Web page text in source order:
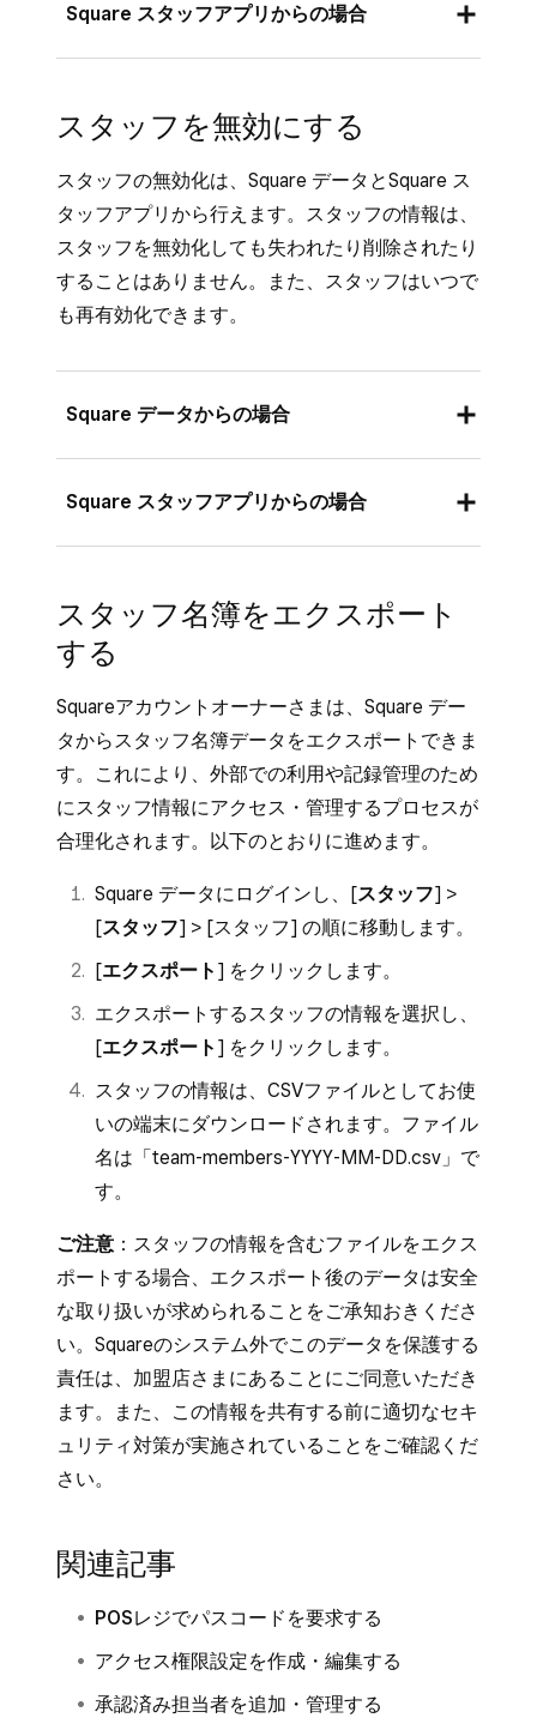
選択します。
既存のアクセス権限設定を選択するか、
て、スタッフのアクセス権限のレベルを決
これらのアクセス権限を適用する店舗を割
り当てて、[保存 ] をクリックします。
ご注意： ここで割り当てる店舗によって、
このスタッフがSquareアカウント全体でア
の商品、レポート、その他の店舗固有の機
能など）が決まります。店舗Aのみに割り
ん。
スタッフを承認済み担当者にするには、
個人パスコードを生成し、[次へ] を選択し
ます。
入力した情報と選択内容を確認し、[完了]
を選択します。
これらのアクセス権限を適用する店舗を割
個人パスコードを生成します。
スタッフを承認済み担当者にするには、
[ 承認済み担当者
] をオンにします。
[保存] をタップします。
Square データにログインし、[
スタッフの個人情報、アクセス権限、また
ンの横にある [編集] を選択します。
保存 ] を選択します。
Square スタッフアプリからの場合
ビゲーションバーにある [スタッフ
ションバーにない場合は、[
≡その他] にあ
ります。
対象のスタッフの名前を選択します。
鉛筆アイコンを選択し、スタッフを編集し
アクセス情報、給与明細を更新できます。
[保存] を選択します。
スタッフを無効にする
スタッフの無効化は、Square データとSquare ス
タッフアプリから行えます。スタッフの情報は、
スタッフを無効化しても失われたり削除されたり
することはありません。また、スタッフはいつで
も再有効化できます。
Square データからの場合
Square データにログインし、[
] >
対象のスタッフを選択します。
名前の横の [
無効化する ] > [ 無効化する] の順にクリッ
クします。
Square スタッフアプリからの場合
ビゲーションバーにある [スタッフ] をタ
ップします。[
ります。
対象のスタッフの名前を選択し、画面右上
にある [
•••
] をタップします。
画面下に表示されるポップアップで、[
確認画面に移動したら、[ 無効化する
] をタ
ップして完了します。
招待を承諾していなかった場合、そのスタッフ
を再度有効にすると、登録されている連絡先に
招待が再送信されます。
スタッフ名簿をエクスポート
する
Squareアカウントオーナーさまは、Square デー
タからスタッフ名簿データをエクスポートできま
す。これにより、外部での利用や記録管理のため
にスタッフ情報にアクセス・管理するプロセスが
合理化されます。以下のとおりに進めます。
Square データにログインし、[スタッフ] >
[スタッフ] > [スタッフ] の順に移動します。
[エクスポート ] をクリックします。
エクスポートするスタッフの情報を選択し、
[エクスポート ] をクリックします。
スタッフの情報は、CSVファイルとしてお使
いの端末にダウンロードされます。ファイル
名は「team-members-YYYY-MM-DD.csv」で
す。
ご注意 ：スタッフの情報を含むファイルをエクス
ポートする場合、エクスポート後のデータは安全
な取り扱いが求められることをご承知おきくださ
い。Squareのシステム外でこのデータを保護する
責任は、加盟店さまにあることにご同意いただき
ます。また、この情報を共有する前に適切なセキ
ュリティ対策が実施されていることをご確認くだ
さい。
関連記事
POSレジでパスコードを要求する
アクセス権限設定を作成・編集する
承認済み担当者を追加・管理する